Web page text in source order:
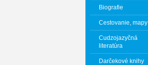
Biografie
Cestovanie, mapy
Cudzojazyčná
literatúra
Darčekové knihy